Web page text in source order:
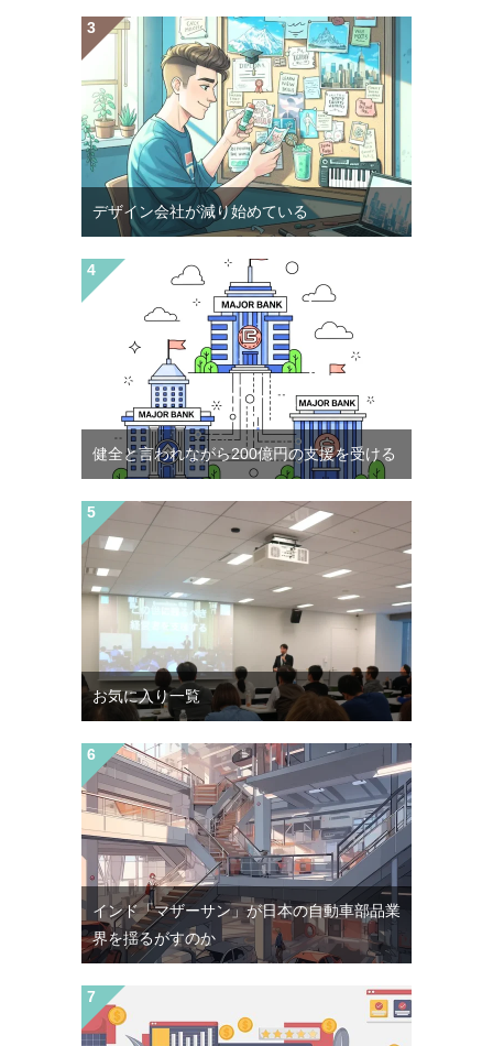
デザイン会社が減り始めている
健全と言われながら200億円の支援を受ける
お気に入り一覧
インド「マザーサン」が日本の自動車部品業
界を揺るがすのか